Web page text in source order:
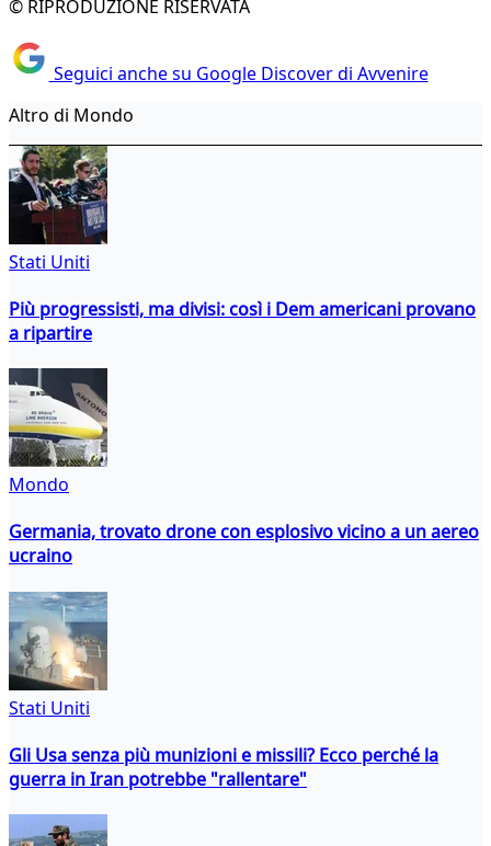
© RIPRODUZIONE RISERVATA
Seguici anche su Google Discover di Avvenire
Altro di Mondo
Stati Uniti
Più progressisti, ma divisi: così i Dem americani provano
a ripartire
Mondo
Germania, trovato drone con esplosivo vicino a un aereo
ucraino
Stati Uniti
Gli Usa senza più munizioni e missili? Ecco perché la
guerra in Iran potrebbe "rallentare"